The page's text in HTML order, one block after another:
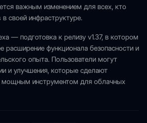
важным изменением для всех, кто
своей инфраструктуре.
— подготовка к релизу v1.37, в котором
расширение функционала безопасности и
опыта. Пользователи могут
и улучшения, которые сделают
мощным инструментом для облачных